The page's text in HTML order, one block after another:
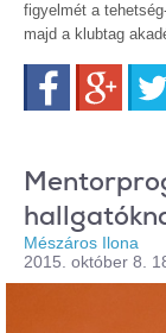
figyelmét a
majd a klubtag
Facebook
Mészáros Ilona
2015. október 8.